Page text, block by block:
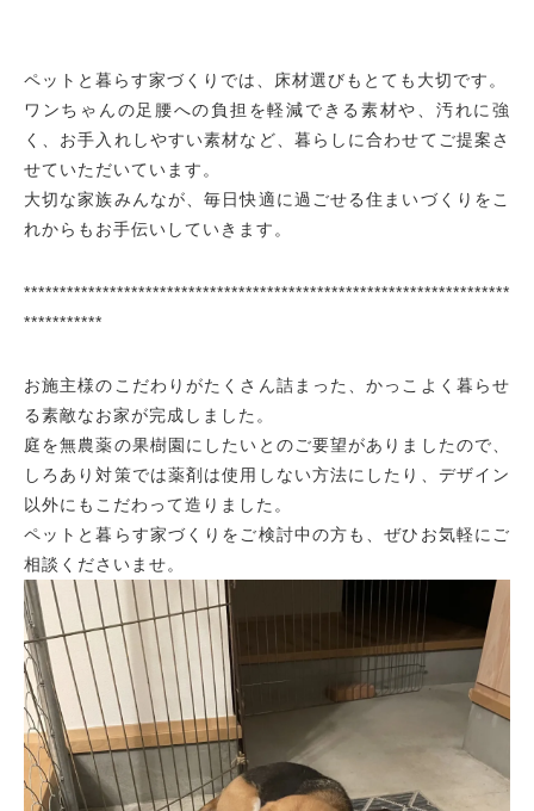
ペットと暮らす家づくりでは、床材選びもとても大切です。
ワンちゃんの足腰への負担を軽減できる素材や、汚れに強
く、お手入れしやすい素材など、暮らしに合わせてご提案さ
せていただいています。
大切な家族みんなが、毎日快適に過ごせる住まいづくりをこ
れからもお手伝いしていきます。
********************************************************************
***********
お施主様のこだわりがたくさん詰まった、かっこよく暮らせ
る素敵なお家が完成しました。
庭を無農薬の果樹園にしたいとのご要望がありましたので、
しろあり対策では薬剤は使用しない方法にしたり、デザイン
以外にもこだわって造りました。
ペットと暮らす家づくりをご検討中の方も、ぜひお気軽にご
相談くださいませ。